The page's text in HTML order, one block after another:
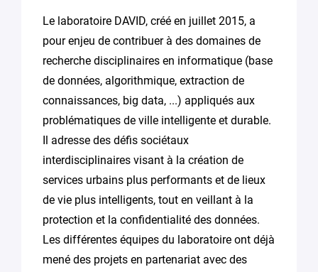
Le laboratoire DAVID, créé en juillet 2015, a
pour enjeu de contribuer à des domaines de
recherche disciplinaires en informatique (base
de données, algorithmique, extraction de
connaissances, big data, ...) appliqués aux
problématiques de ville intelligente et durable.
Il adresse des défis sociétaux
interdisciplinaires visant à la création de
services urbains plus performants et de lieux
de vie plus intelligents, tout en veillant à la
protection et la confidentialité des données.
Les différentes équipes du laboratoire ont déjà
mené des projets en partenariat avec des